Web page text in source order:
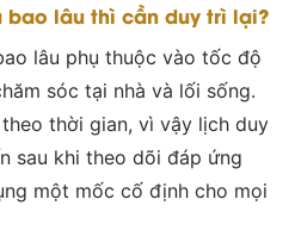
bao lâu thì cần duy trì lại?
lâu phụ thuộc vào tốc độ
sóc tại nhà và lối sống.
thời gian, vì vậy lịch duy
sau khi theo dõi đáp ứng
một mốc cố định cho mọi